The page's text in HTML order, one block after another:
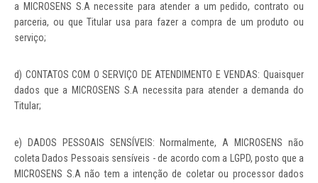
a MICROSENS S.A necessite para atender a um pedido, contrato ou
parceria, ou que Titular usa para fazer a compra de um produto ou
serviço;
d) CONTATOS COM O SERVIÇO DE ATENDIMENTO E VENDAS: Quaisquer
dados que a MICROSENS S.A necessita para atender a demanda do
Titular;
e) DADOS PESSOAIS SENSÍVEIS: Normalmente, A MICROSENS não
coleta Dados Pessoais sensíveis - de acordo com a LGPD, posto que a
MICROSENS S.A não tem a intenção de coletar ou processor dados